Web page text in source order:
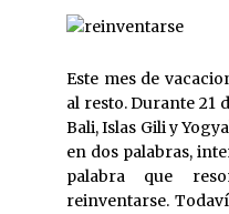
Este mes de
al resto. Durante 21
Bali, Islas Gili y
en dos palabras,
palabra que
reinventarse.